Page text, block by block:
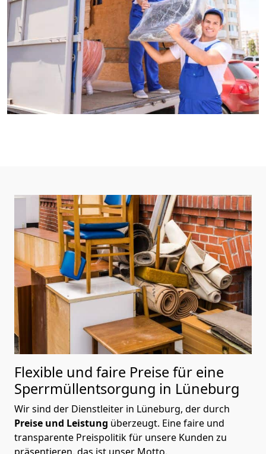
Flexible und faire Preise für eine
Sperrmüllentsorgung in Lüneburg
Wir sind der Dienstleiter in Lüneburg, der durch
Preise und Leistung überzeugt. Eine faire und
transparente Preispolitik für unsere Kunden zu